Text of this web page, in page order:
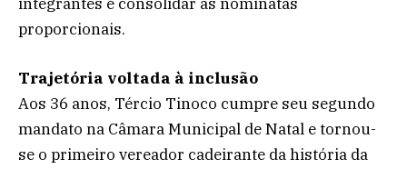
proporcionais.
Trajetória voltada à inclusão
Aos 36 anos, Tércio Tinoco cumpre seu segundo
mandato na Câmara Municipal de Natal e tornou-
se o primeiro vereador cadeirante da história da